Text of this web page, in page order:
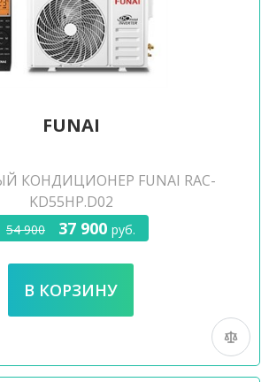
FUNAI
КОНДИЦИОНЕР FUNAI RAC-
KD55HP.D02
54 900 37 900 руб.